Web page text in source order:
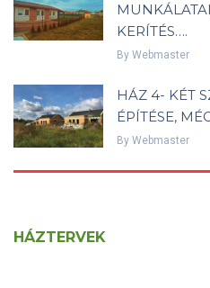
KERÍTÉS….
By Webmaster
HÁZ 4- KÉT
ÉPÍTÉSE,
By Webmaster
HÁZTERVEK